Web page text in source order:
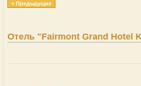
« Предыдущие
Отель "Fairmont Grand Hotel